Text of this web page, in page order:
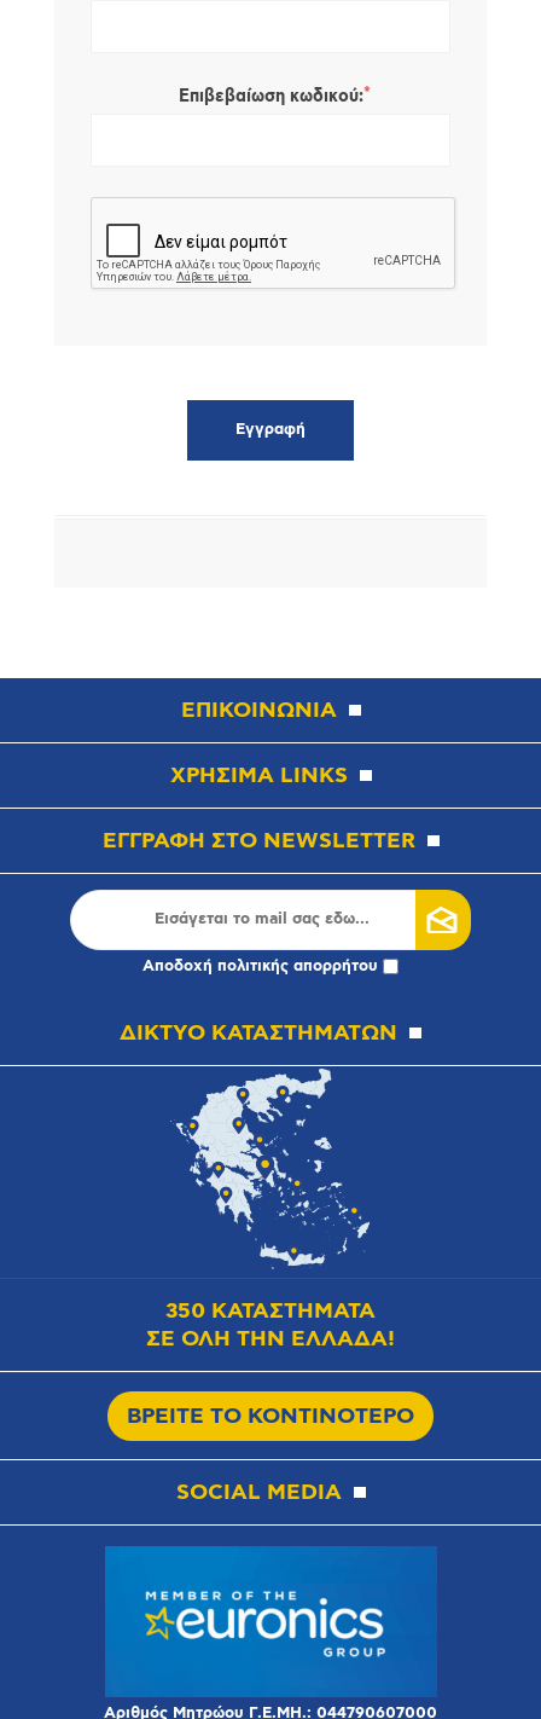
Επιβεβαίωση κωδικού:*
ΕΠΙΚΟΙΝΩΝΙΑ
ΧΡΗΣΙΜΑ LINKS
ΕΓΓΡΑΦΗ ΣΤΟ NEWSLETTER
Αποδοχή πολιτικής απορρήτου
ΔΙΚΤΥΟ ΚΑΤΑΣΤΗΜΑΤΩΝ
350 ΚΑΤΑΣΤΗΜΑΤΑ
ΣΕ ΟΛΗ ΤΗΝ ΕΛΛΑΔΑ!
ΒΡΕΙΤΕ ΤΟ ΚΟΝΤΙΝΟΤΕΡΟ
SOCIAL MEDIA